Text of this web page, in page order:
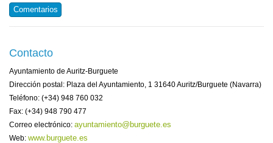
Comentarios
Contacto
Ayuntamiento de Auritz-Burguete
Dirección postal: Plaza del Ayuntamiento, 1 31640 Auritz/Burguete (Navarra)
Teléfono: (+34) 948 760 032
Fax: (+34) 948 790 477
Correo electrónico: ayuntamiento@burguete.es
Web: www.burguete.es